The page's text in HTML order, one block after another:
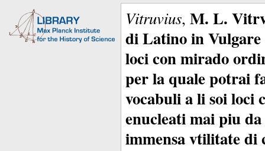
Vitruvius, M. L.
di Latino in Vulgare
loci con mirado
per la quale potrai
vocabuli a li soi loci
enucleati mai piu
immensa vtilitate di